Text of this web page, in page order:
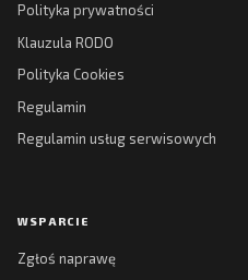
Polityka prywatności
Klauzula RODO
Polityka Cookies
Regulamin
Regulamin usług serwisowych
WSPARCIE
Zgłoś naprawę